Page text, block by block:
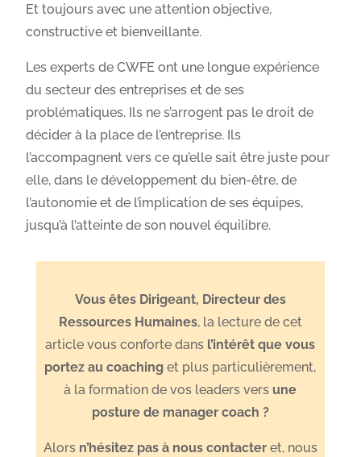
Et toujours avec une attention objective,
constructive et bienveillante.
Les experts de CWFE ont une longue expérience
du secteur des entreprises et de ses
problématiques. Ils ne s’arrogent pas le droit de
décider à la place de l’entreprise. Ils
l’accompagnent vers ce qu’elle sait être juste pour
elle, dans le développement du bien-être, de
l’autonomie et de l’implication de ses équipes,
jusqu’à l’atteinte de son nouvel équilibre.
Vous êtes Dirigeant, Directeur des
Ressources Humaines, la lecture de cet
article vous conforte dans l’intérêt que vous
portez au coaching et plus particulièrement,
à la formation de vos leaders vers une
posture de manager coach ?
Alors n’hésitez pas à nous contacteret, nous